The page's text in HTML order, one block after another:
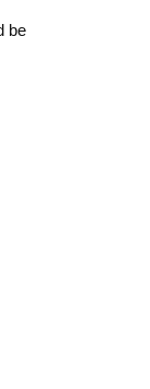
be